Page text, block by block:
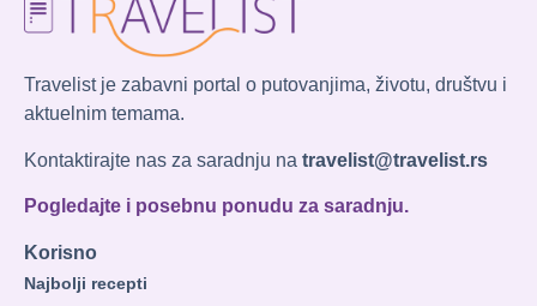
Travelist je zabavni portal o putovanjima, životu, društvu i
aktuelnim temama.
Kontaktirajte nas za saradnju na travelist@travelist.rs
Pogledajte i posebnu ponudu za saradnju.
Korisno
Najbolji recepti